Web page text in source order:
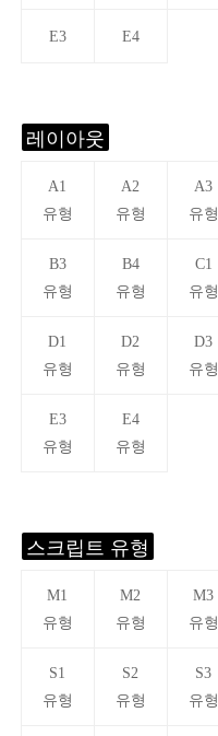
E3 E4
레이아웃
A1
유형
A2
유형
A3
유형
B3
유형
B4
유형
C1
유형
D1
유형
D2
유형
D3
유형
E3
유형
E4
유형
스크립트 유형
M1
유형
M2
유형
M3
유형
S1
유형
S2
유형
S3
유형